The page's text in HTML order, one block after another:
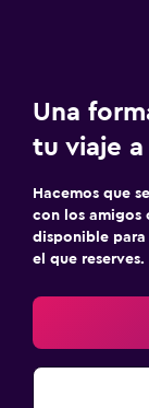
Una
tu viaje a
Hacemos que
con los amigos
disponible para
el que reserves.